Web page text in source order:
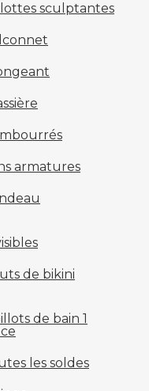
sculptantes
armatures
de bikini
de bain 1
les soldes